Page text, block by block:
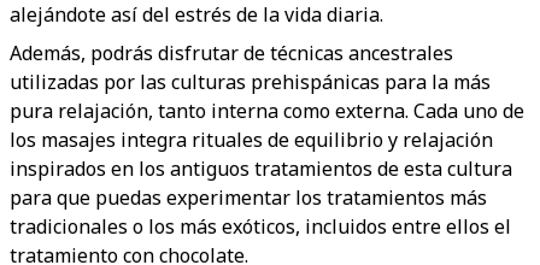
alejándote así del estrés de la vida diaria.
Además, podrás disfrutar de técnicas ancestrales
utilizadas por las culturas prehispánicas para la más
pura relajación, tanto interna como externa. Cada uno de
los masajes integra rituales de equilibrio y relajación
inspirados en los antiguos tratamientos de esta cultura
para que puedas experimentar los tratamientos más
tradicionales o los más exóticos, incluidos entre ellos el
tratamiento con chocolate.